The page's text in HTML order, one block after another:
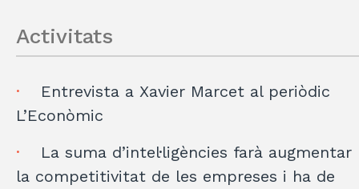
Activitats
Entrevista a Xavier Marcet al periòdic
L’Econòmic
La suma d’intel·ligències farà augmentar
la competitivitat de les empreses i ha de